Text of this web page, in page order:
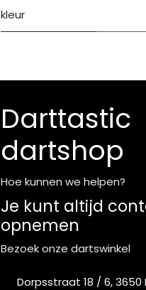
kleur
Darttastic
dartshop
Hoe kunnen we helpen?
Je kunt altijd
opnemen
Bezoek onze dartswinkel
Dorpsstraat 18 / 6, 3650